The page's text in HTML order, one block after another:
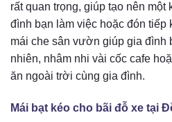
rất quan trọng, giúp tạo nên một
đình bạn làm việc hoặc đón tiếp
mái che sân vườn giúp gia đình
nhiên, nhâm nhi vài cốc cafe
ăn ngoài trời cùng gia đình.
Mái bạt kéo cho bãi đỗ xe tại